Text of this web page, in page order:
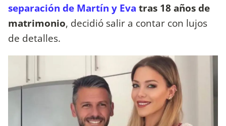
separación de Martín y Eva tras 18 años de
matrimonio, decidió salir a contar con lujos
de detalles.